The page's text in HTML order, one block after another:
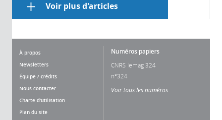
Voir plus d'articles
À propos
Newsletters
Équipe / crédits
Nous contacter
Charte d'utilisation
Plan du site
Numéros papiers
CNRS lemag 324
n°324
Voir tous les numéros